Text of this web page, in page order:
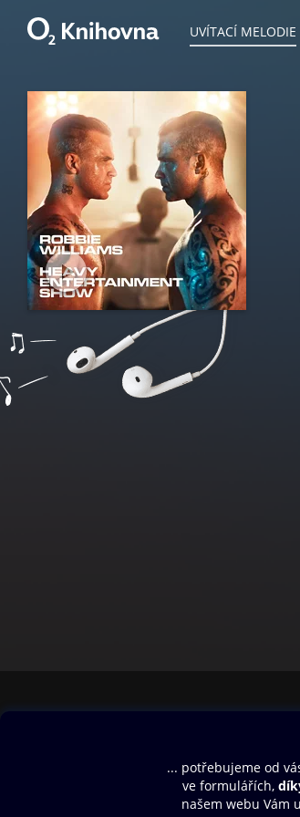
UVÍTACÍ MELODIE
Aplikace a hry
SMS/MMS Info
Blog